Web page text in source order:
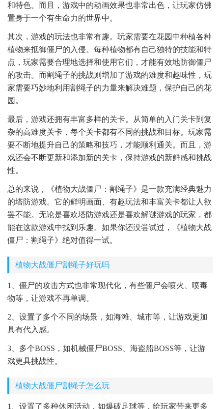
和特色。而且，游戏中的动画效果也非常出色，让玩家仿佛
置身于一个有生命力的世界中。
其次，游戏的玩法也非常有趣。玩家需要在花园中种植各种
植物来抵御僵尸的入侵。每种植物都有自己独特的技能和特
点，玩家需要合理地选择和使用它们，才能有效地防御僵尸
的攻击。而割绳子的挑战则增加了游戏的难度和趣味性，玩
家需要巧妙地利用割绳子的力量来解决难题，保护自己的花
园。
最后，游戏还拥有丰富多样的关卡。从简单的入门关卡到复
杂的高难度关卡，每个关卡都有不同的挑战和目标。玩家需
要不断地提升自己的策略和技巧，才能顺利通关。而且，游
戏还会不断更新和添加新的关卡，保持游戏的新鲜感和挑战
性。
总的来说，《植物大战僵尸：割绳子》是一款充满经典魅力
的塔防游戏。它的鲜明画面、有趣玩法和丰富关卡都让人欲
罢不能。无论是喜欢塔防游戏还是喜欢解谜游戏的玩家，都
能在这款游戏中找到乐趣。如果你还没尝试过，《植物大战
僵尸：割绳子》绝对值得一试。
植物大战僵尸割绳子好玩吗
1、僵尸的攻击方式也非常现代化，有些僵尸会喷火、喷毒
物等，让游戏不再单调。
2、设置了多个不同的场景，如海滩、城市等，让游戏更加
具有代入感。
3、多个BOSS，如机械僵尸BOSS、海盗船BOSS等，让游
戏更具挑战性。
植物大战僵尸割绳子怎么玩
1、设置了多种休闲活动，如爆破足球等，给玩家带来更多